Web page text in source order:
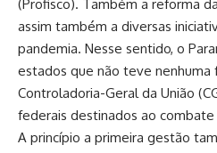
(Profisco). Também a reforma
assim também a diversas
pandemia. Nesse sentido, o
estados que não teve nenhuma
Controladoria-Geral da União
federais destinados ao combate
A princípio a primeira gestão